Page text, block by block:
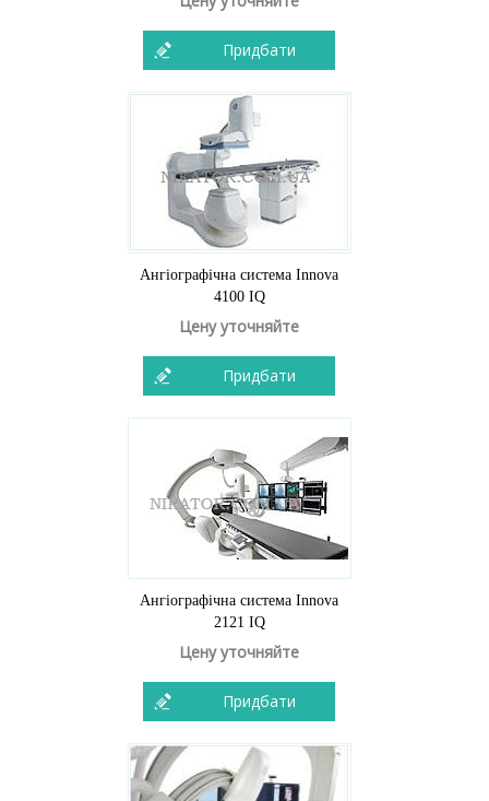
Придбати
Ангіографічна система Innova
4100 IQ
Цену уточняйте
Придбати
Ангіографічна система Innova
2121 IQ
Цену уточняйте
Придбати